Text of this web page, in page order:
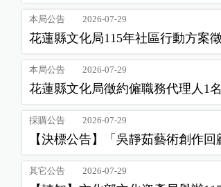
本局公告 2026-07-29
花蓮縣文化局115年社區行動方案
本局公告 2026-07-29
花蓮縣文化局徵約僱職務代理人1名
採購公告 2026-07-29
【決標公告】「吳靜茹藝術創作
其它公告 2026-07-29